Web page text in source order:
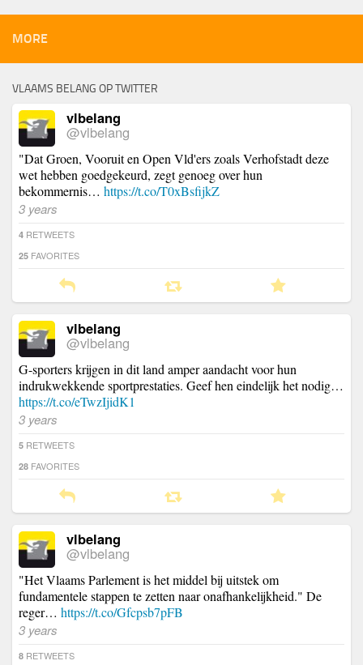
MORE
VLAAMS BELANG OP TWITTER
vlbelang
@vlbelang
"Dat Groen, Vooruit en Open Vld'ers zoals Verhofstadt deze
wet hebben goedgekeurd, zegt genoeg over hun
bekommernis… https://t.co/T0xBsfijkZ
3 years
4 RETWEETS
25 FAVORITES
vlbelang
@vlbelang
G-sporters krijgen in dit land amper aandacht voor hun
indrukwekkende sportprestaties. Geef hen eindelijk het nodig…
https://t.co/eTwzIjidK1
3 years
5 RETWEETS
28 FAVORITES
vlbelang
@vlbelang
"Het Vlaams Parlement is het middel bij uitstek om
fundamentele stappen te zetten naar onafhankelijkheid." De
reger… https://t.co/Gfcpsb7pFB
3 years
8 RETWEETS